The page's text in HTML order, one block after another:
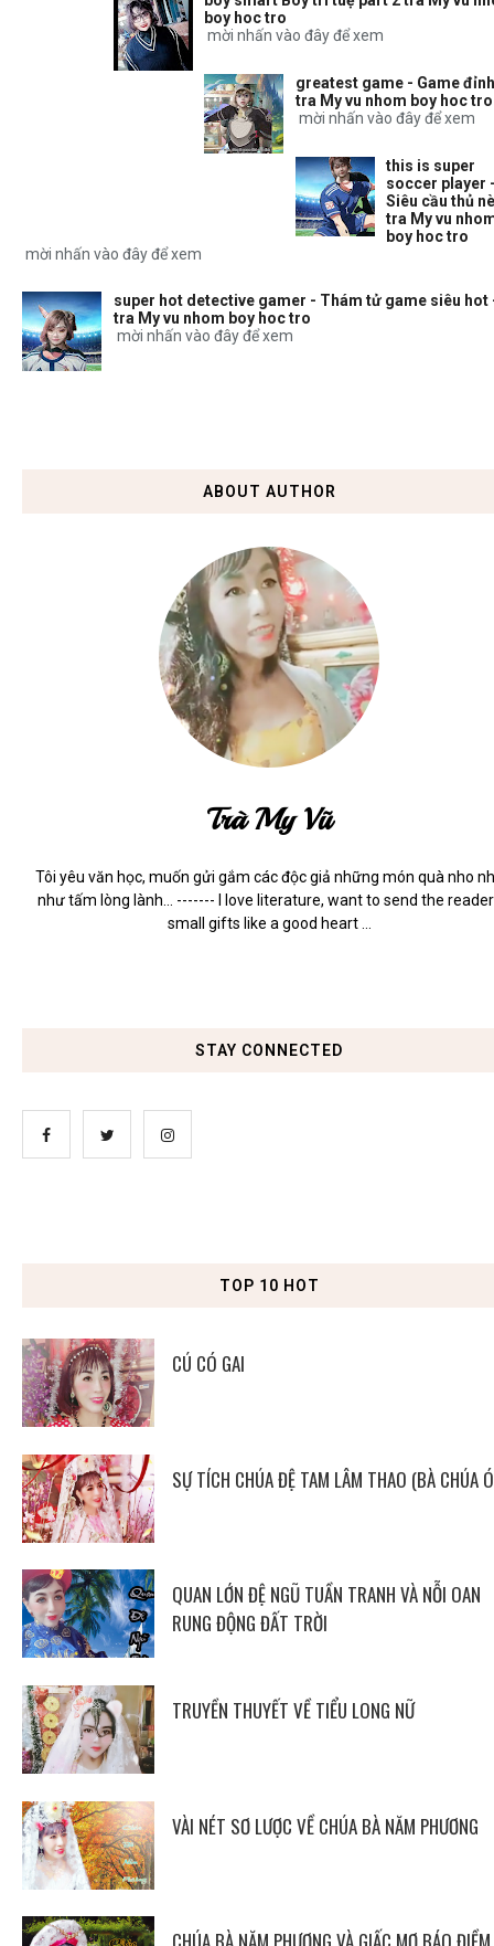
boy hoc tro
mời nhấn vào đây để xem
greatest game - Game
tra My vu nhom boy hoc tro
mời nhấn vào đây để xem
this is super
soccer player
Siêu cầu thủ
tra My vu
boy hoc tro
mời nhấn vào đây để xem
super hot detective gamer - Thám tử game siêu hot
tra My vu nhom boy hoc tro
mời nhấn vào đây để xem
ABOUT AUTHOR
Trà My Vũ
Tôi yêu văn học, muốn gửi gắm các độc giả những món quà nho
như tấm lòng lành... ------- I love literature, want to send the
small gifts like a good heart ...
STAY CONNECTED
TOP 10 HOT
CÚ CÓ GAI
SỰ TÍCH CHÚA ĐỆ TAM LÂM THAO (BÀ CHÚA
QUAN LỚN ĐỆ NGŨ TUẦN TRANH VÀ NỖI OAN
RUNG ĐỘNG ĐẤT TRỜI
TRUYỀN THUYẾT VỀ TIỂU LONG NỮ
VÀI NÉT SƠ LƯỢC VỀ CHÚA BÀ NĂM PHƯƠNG